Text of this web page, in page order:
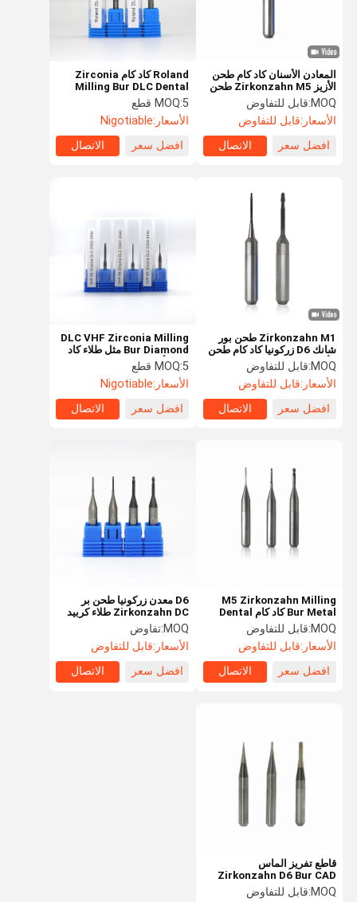
مراقبة الجودة اتصل بنا حالات
اطلب اقتباس
كتلة زركونيا الأسنان
كتلة زركونيا مظللة مسبقا
المعادن الأسنان كاد كام طحن
الأزيز Zirkonzahn M5 طحن
بور كتر
MOQ: قابل للتفاوض
الأسعار:قابل للتفاوض
افضل سعر
الاتصال
Roland كاد كام Zirconia
Milling Bur DLC Dental
Milling Cutter
MOQ:5 قطع
الأسعار:Nigotiable
افضل سعر
الاتصال
Zirkonzahn M1 طحن بور
شانك D6 زركونيا كاد كام طحن
الأزيز المعدنية
MOQ: قابل للتفاوض
الأسعار:قابل للتفاوض
افضل سعر
الاتصال
DLC VHF Zirconia Milling
Bur Diamond مثل طلاء كاد
كام الأسنان مختبر التدريبات
MOQ:5 قطع
الأسعار:Nigotiable
افضل سعر
الاتصال
M5 Zirkonzahn Milling
Bur Metal كاد كام Dental
Milling Bur Cutter
MOQ: قابل للتفاوض
الأسعار:قابل للتفاوض
افضل سعر
الاتصال
D6 معدن زركونيا طحن بر
Zirkonzahn DC طلاء كربيد
التنجستن
MOQ: تفاوض
الأسعار:قابل للتفاوض
افضل سعر
الاتصال
قاطع تفريز الماس
Zirkonzahn D6 Bur CAD
CAM M1 M2 M4 M5
MOQ: قابل للتفاوض